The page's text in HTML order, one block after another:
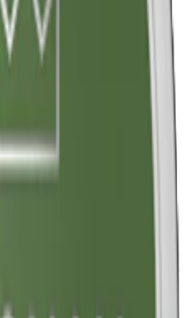
/ vit portionssnus
nikotin som är ett mycket
(E1520, propylenglykol),
rökarom).